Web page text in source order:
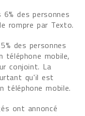
des personnes
rompre par Texto.
des personnes
téléphone mobile,
conjoint. La
qu'il est
téléphone mobile.
ont annoncé